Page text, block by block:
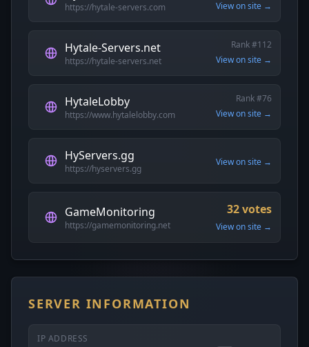
https://hytale-servers.com View on site →
Hytale-Servers.net
https://hytale-servers.net
Rank #112
View on site →
HytaleLobby
https://www.hytalelobby.com
Rank #76
View on site →
HyServers.gg
https://hyservers.gg
View on site →
GameMonitoring
https://gamemonitoring.net
32 votes
View on site →
SERVER INFORMATION
IP ADDRESS